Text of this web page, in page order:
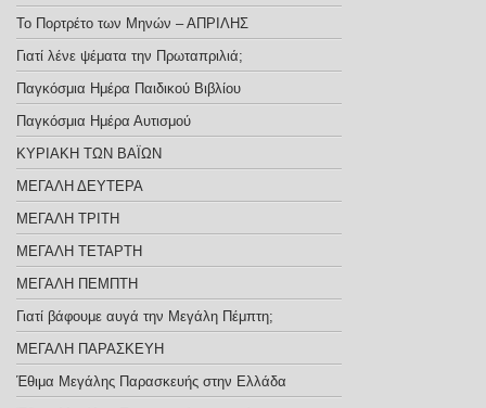
Το Πορτρέτο των Μηνών – ΑΠΡΙΛΗΣ
Γιατί λένε ψέματα την Πρωταπριλιά;
Παγκόσμια Ημέρα Παιδικού Βιβλίου
Παγκόσμια Ημέρα Αυτισμού
ΚΥΡΙΑΚΗ ΤΩΝ ΒΑΪΩΝ
ΜΕΓΑΛΗ ΔΕΥΤΕΡΑ
ΜΕΓΑΛΗ ΤΡΙΤΗ
ΜΕΓΑΛΗ ΤΕΤΑΡΤΗ
ΜΕΓΑΛΗ ΠΕΜΠΤΗ
Γιατί βάφουμε αυγά την Μεγάλη Πέμπτη;
ΜΕΓΑΛΗ ΠΑΡΑΣΚΕΥΗ
Έθιμα Μεγάλης Παρασκευής στην Ελλάδα